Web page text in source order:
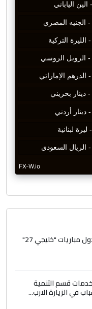
الاتحاد الخليجي يعلن جدول مباريات "خليجي 27"
خدمات قسم التنمية
في الزيارة الارب...